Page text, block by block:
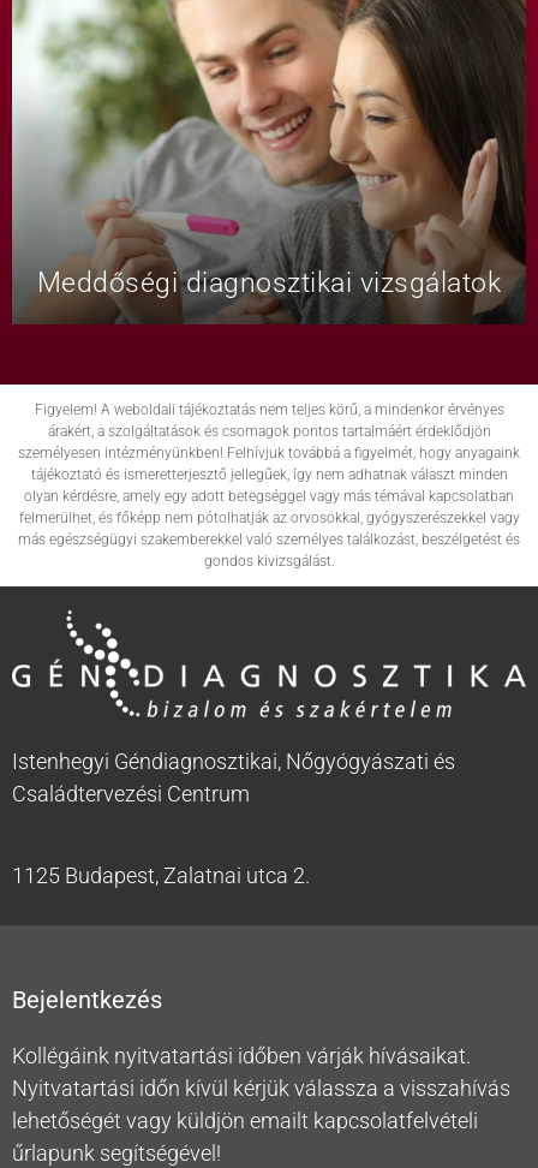
Meddőségi diagnosztikai vizsgálatok
Figyelem! A weboldali tájékoztatás nem teljes körű, a mindenkor érvényes
árakért, a szolgáltatások és csomagok pontos tartalmáért érdeklődjön
személyesen intézményünkben! Felhívjuk továbbá a figyelmét, hogy anyagaink
tájékoztató és ismeretterjesztő jellegűek, így nem adhatnak választ minden
olyan kérdésre, amely egy adott betegséggel vagy más témával kapcsolatban
felmerülhet, és főképp nem pótolhatják az orvosokkal, gyógyszerészekkel vagy
más egészségügyi szakemberekkel való személyes találkozást, beszélgetést és
gondos kivizsgálást.
Istenhegyi Géndiagnosztikai, Nőgyógyászati és
Családtervezési Centrum
1125 Budapest, Zalatnai utca 2.
Bejelentkezés
Kollégáink nyitvatartási időben várják hívásaikat.
Nyitvatartási időn kívül kérjük válassza a visszahívás
lehetőségét vagy küldjön emailt kapcsolatfelvételi
űrlapunk segítségével!